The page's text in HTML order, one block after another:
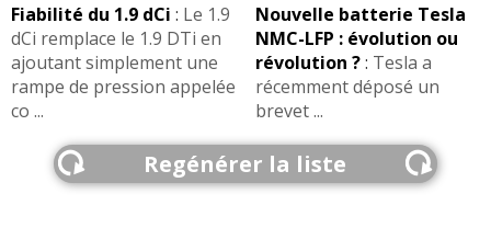
Fiabilité du 1.9 dCi : Le 1.9
dCi remplace le 1.9 DTi en
ajoutant simplement une
rampe de pression appelée
co ...
Nouvelle batterie Tesla
NMC-LFP : évolution ou
révolution ?: Tesla a
récemment déposé un
brevet ...
Regénérer la liste